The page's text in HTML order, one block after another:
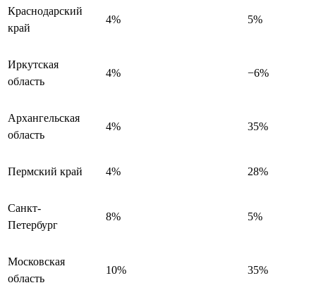
Краснодарский
край
4% 5%
Иркутская
область
4% −6%
Архангельская
область
4% 35%
Пермский край 4% 28%
Санкт-
Петербург
8% 5%
Московская
область
10% 35%